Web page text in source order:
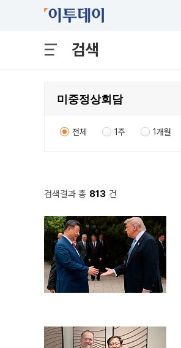
검색
전체 1주 1개월
검색결과 총 813 건